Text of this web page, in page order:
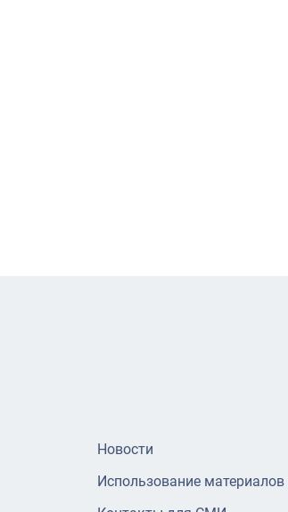
Новости
Использование материалов